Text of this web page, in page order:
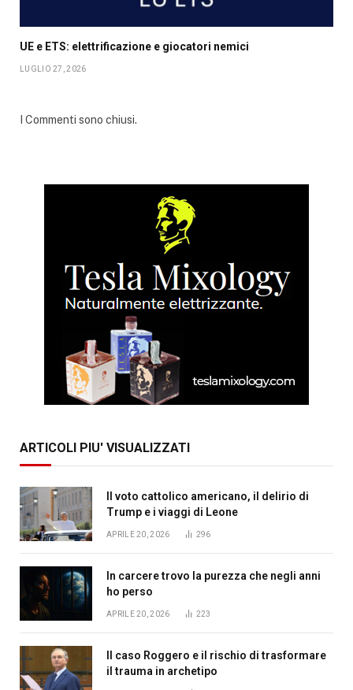
UE e ETS: elettrificazione e giocatori nemici
LUGLIO 27, 2026
I Commenti sono chiusi.
ARTICOLI PIU' VISUALIZZATI
Il voto cattolico americano, il delirio di
Trump e i viaggi di Leone
APRILE 20, 2026 296
In carcere trovo la purezza che negli anni
ho perso
APRILE 20, 2026 223
Il caso Roggero e il rischio di trasformare
il trauma in archetipo